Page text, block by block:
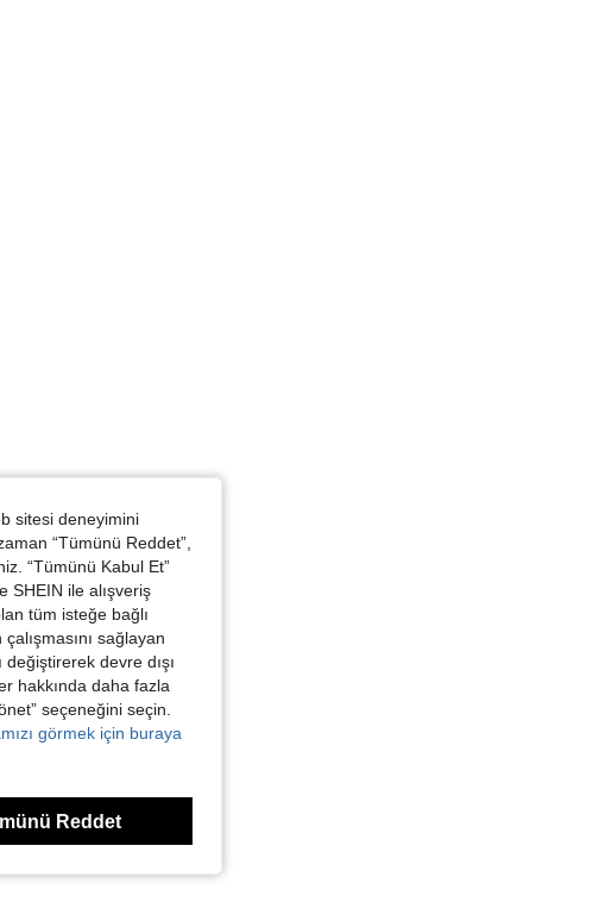
sitesi deneyimini
“Tümünü Reddet”,
“Tümünü Kabul Et”
SHEIN ile alışveriş
tüm isteğe bağlı
sağlayan
değiştirerek devre dışı
hakkında daha fazla
seçeneğini seçin.
görmek için buraya
Reddet